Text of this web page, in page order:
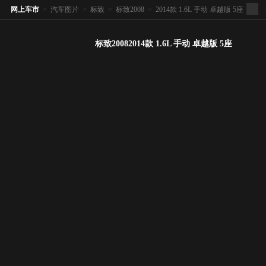
网上车市 > 汽车图片 > 标致 > 标致2008 > 2014款 1.6L 手动 卓越版 5座